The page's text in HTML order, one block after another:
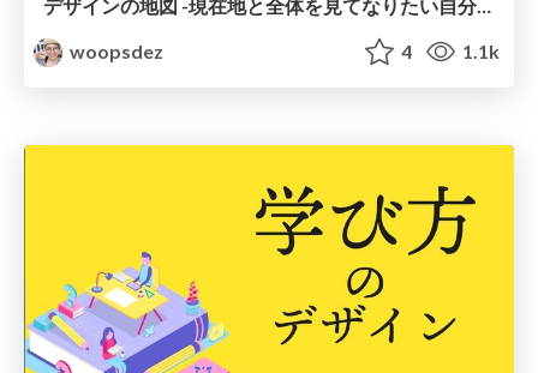
デザインの地図 -現在地と全体を見てなりたい自分探し-
woopsdez
4 1.1k